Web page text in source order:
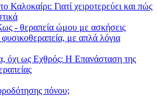
Καλοκαίρι: Γιατί χειροτερεύει και πώς
με απλά λόγια
ως Εχθρός: Η Επανάσταση της
πόνου;